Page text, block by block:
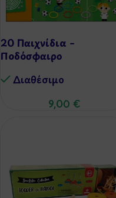
20 Παιχνίδια –
Ποδόσφαιρο
Διαθέσιμo
9,00 €